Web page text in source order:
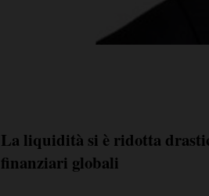
La liquidità si è ridotta
finanziari globali